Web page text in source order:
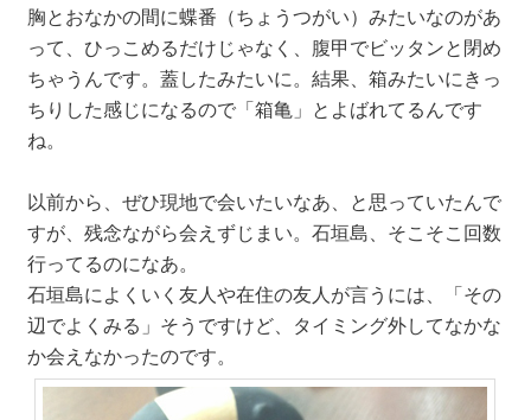
胸とおなかの間に蝶番（ちょうつがい）みたいなのがあ
って、ひっこめるだけじゃなく、腹甲でビッタンと閉め
ちゃうんです。蓋したみたいに。結果、箱みたいにきっ
ちりした感じになるので「箱亀」とよばれてるんです
ね。
以前から、ぜひ現地で会いたいなあ、と思っていたんで
すが、残念ながら会えずじまい。石垣島、そこそこ回数
行ってるのになあ。
石垣島によくいく友人や在住の友人が言うには、「その
辺でよくみる」そうですけど、タイミング外してなかな
か会えなかったのです。